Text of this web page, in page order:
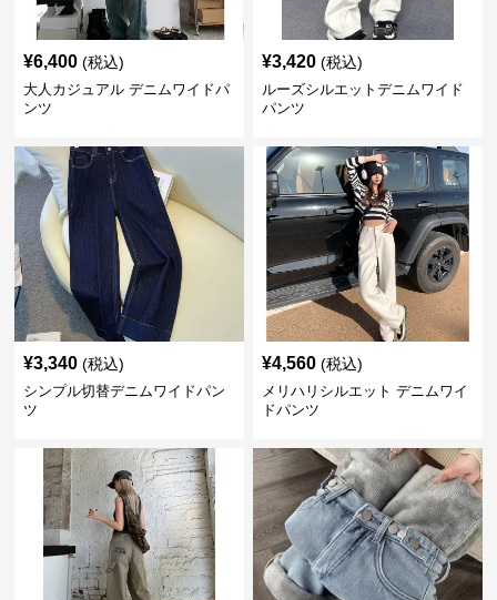
¥6,400 (税込)
大人カジュアル デニムワイドパ
ンツ
¥3,420 (税込)
ルーズシルエットデニムワイド
パンツ
¥3,340 (税込)
シンプル切替デニムワイドパン
ツ
¥4,560 (税込)
メリハリシルエット デニムワイ
ドパンツ